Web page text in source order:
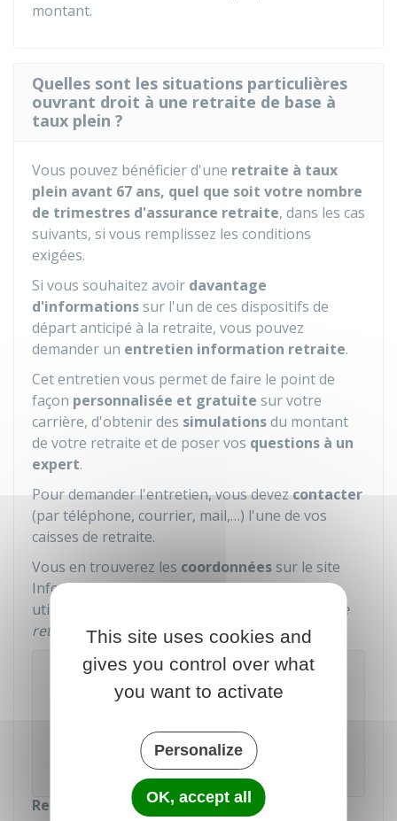
montant.
Quelles sont les situations particulières
ouvrant droit à une retraite de base à
taux plein ?
Vous pouvez bénéficier d'une retraite à taux
plein avant 67 ans, quel que soit votre nombre
de trimestres d'assurance retraite, dans les cas
suivants, si vous remplissez les conditions
exigées.
Si vous souhaitez avoir davantage
d'informationssur l'un de ces dispositifs de
départ anticipé à la retraite, vous pouvez
demander un entretien information retraite.
Cet entretien vous permet de faire le point de
façon personnalisée et gratuite sur votre
carrière, d'obtenir des simulationsdu montant
de votre retraite et de poser vos questions à un
expert.
Pour demander l'entretien, vous devezcontacter
(par téléphone, courrier, mail,…) l'une de vos
caisses de retraite.
Vous en trouverez les coordonnées sur le site
Info Retraite dans votre compte retraite en
utilisant le service
Mes régimes de
retraite
:
Info Retraite - Mon compte retraite
Info Retraite
Retraite à taux plein à 65 ans
This site uses cookies and
gives you control over what
you want to activate
Personalize
OK, accept all